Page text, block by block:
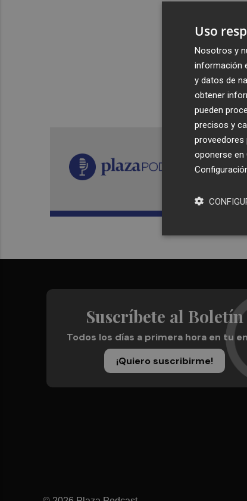
Suscríbete al Boletín
Todos los días a primera hora en tu
¡Quiero suscribirme!
Uso
Nosotros y
información
y datos de
obtener
pueden
precisos y
proveedores
oponerse en